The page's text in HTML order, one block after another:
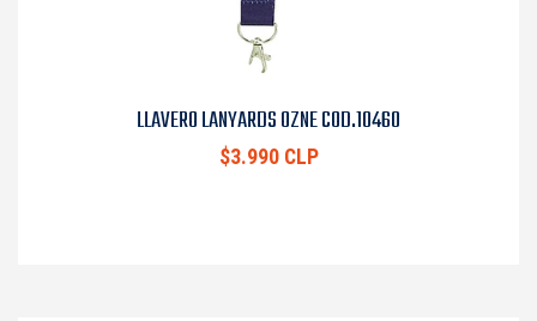
LLAVERO LANYARDS OZNE COD.10460
$3.990 CLP